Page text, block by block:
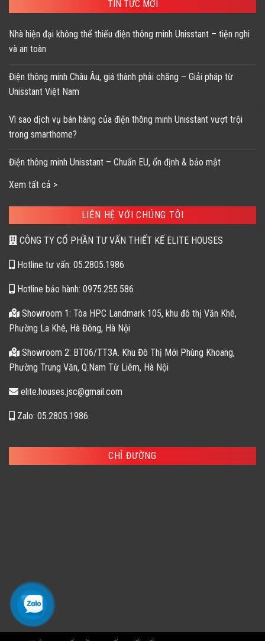
TIN TỨC MỚI
Nhà hiện đại không thể thiếu điện thông minh Unisstant – tiện nghi
và an toàn
Điện thông minh Châu Âu, giá thành phải chăng – Giải pháp từ
Unisstant Việt Nam
Vì sao dịch vụ bán hàng của điện thông minh Unisstant vượt trội
trong smarthome?
Điện thông minh Unisstant – Chuẩn EU, ổn định & bảo mật
Xem tất cả >
LIÊN HỆ VỚI CHÚNG TÔI
CÔNG TY CỔ PHẦN TƯ VẤN THIẾT KẾ ELITE HOUSES
Hotline tư vấn: 05.2805.1986
Hotline bảo hành: 0975.255.586
Showroom 1: Tòa HPC Landmark 105, khu đô thị Văn Khê,
Phường La Khê, Hà Đông, Hà Nội
Showroom 2: BT06/TT3A. Khu Đô Thị Mới Phùng Khoang,
Phường Trung Văn, Q.Nam Từ Liêm, Hà Nội
elite.houses.jsc@gmail.com
Zalo: 05.2805.1986
CHỈ ĐƯỜNG